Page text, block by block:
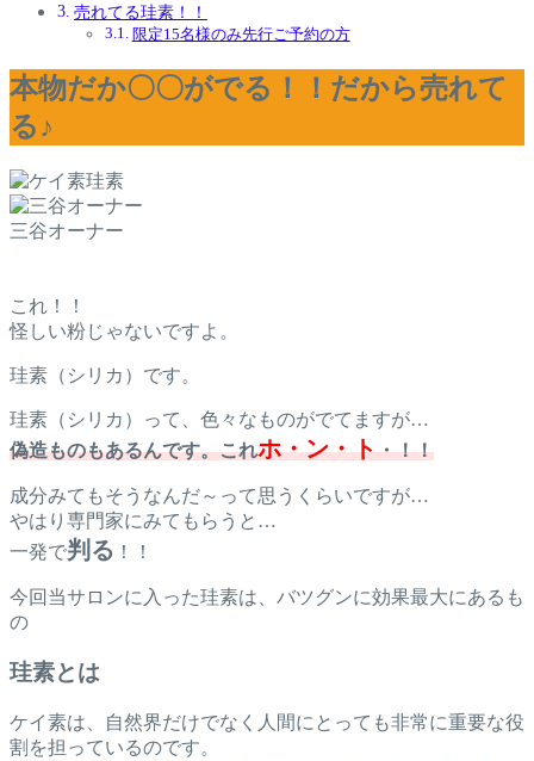
売れてる珪素！！
限定15名様のみ先行ご予約の方
本物だか〇〇がでる！！だから売れて
る♪
珪素
三谷オーナー
これ！！
怪しい粉じゃないですよ。
珪素（シリカ）です。
珪素（シリカ）って、色々なものがでてますが…
偽造ものもあるんです。これホ・ン・ト・！！
成分みてもそうなんだ～って思うくらいですが…
やはり専門家にみてもらうと…
一発で判る ！！
今回当サロンに入った珪素は、バツグンに効果最大にあるも
の
珪素とは
ケイ素は、自然界だけでなく人間にとっても非常に重要な役
割を担っているのです。